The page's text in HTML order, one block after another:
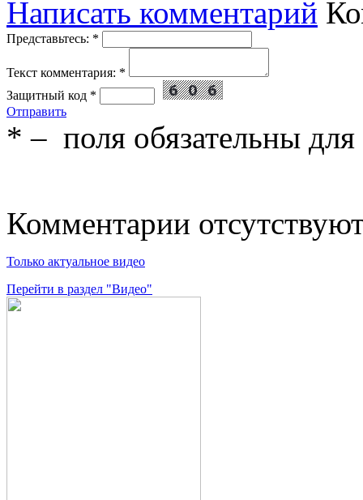
Написать комментарий
Представьтесь: *
Текст комментария: *
Защитный код *
Отправить
* – поля обязательны для
Комментарии
Только актуальное видео
Перейти в раздел "Видео"